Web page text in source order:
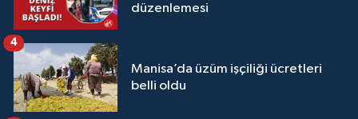
düzenlemesi
Manisa’da üzüm işçiliği ücretleri
belli oldu
4